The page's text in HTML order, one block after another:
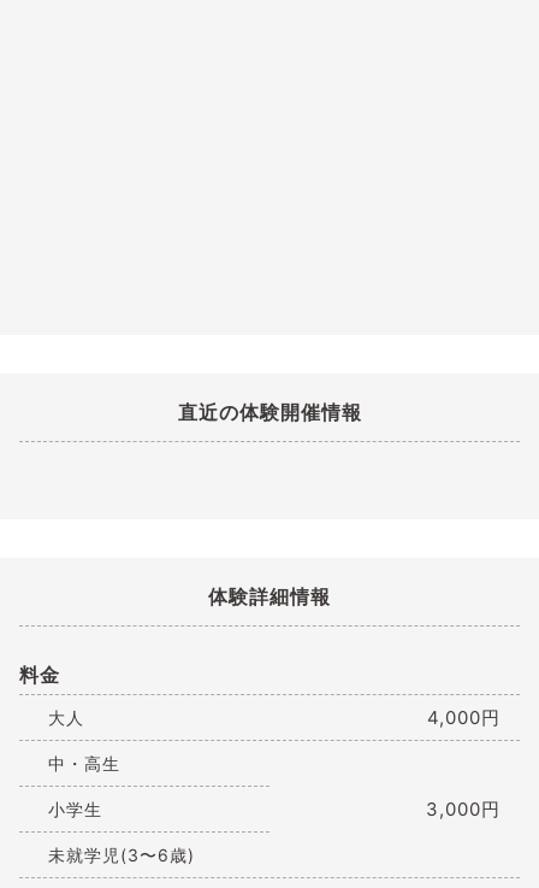
直近の体験開催情報
体験詳細情報
料金
大人 4,000円
中・高生
小学生
未就学児(3〜6歳)
3,000円